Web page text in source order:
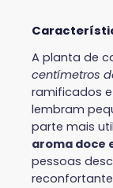
A planta de
centímetros
ramificados
lembram
parte mais
aroma doce
pessoas